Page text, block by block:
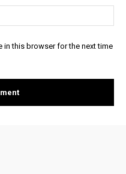
in this browser for the next time